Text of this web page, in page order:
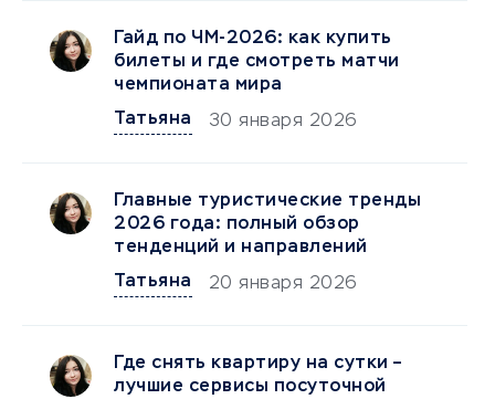
Гайд по ЧМ-2026: как купить
билеты и где смотреть матчи
чемпионата мира
Татьяна
30 января 2026
Главные туристические тренды
2026 года: полный обзор
тенденций и направлений
Татьяна
20 января 2026
Где снять квартиру на сутки –
лучшие сервисы посуточной